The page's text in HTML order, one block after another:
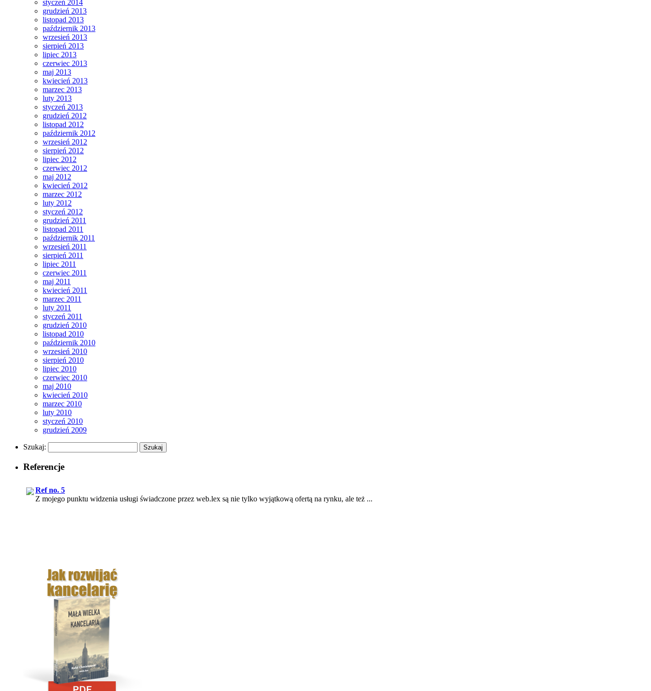
styczeń 2014
grudzień 2013
listopad 2013
październik 2013
wrzesień 2013
sierpień 2013
lipiec 2013
czerwiec 2013
maj 2013
kwiecień 2013
marzec 2013
luty 2013
styczeń 2013
grudzień 2012
listopad 2012
październik 2012
wrzesień 2012
sierpień 2012
lipiec 2012
czerwiec 2012
maj 2012
kwiecień 2012
marzec 2012
luty 2012
styczeń 2012
grudzień 2011
listopad 2011
październik 2011
wrzesień 2011
sierpień 2011
lipiec 2011
czerwiec 2011
maj 2011
kwiecień 2011
marzec 2011
luty 2011
styczeń 2011
grudzień 2010
listopad 2010
październik 2010
wrzesień 2010
sierpień 2010
lipiec 2010
czerwiec 2010
maj 2010
kwiecień 2010
marzec 2010
luty 2010
styczeń 2010
grudzień 2009
Szukaj:
Referencje
Ref no. 5
Z mojego punktu widzenia usługi świadczone przez web.lex są nie tylko wyjątkową ofertą na rynku, ale też ...
Korzystanie z usług pana Rafała Chmielewskiego, podążanie za jego wskazówkami ...
Ref no. 4
Z dużą przyjemnością i pewnością mogę polecić usługi Pana Rafała Chmielewskiego. Jego kwalifikacje w zakresie ...